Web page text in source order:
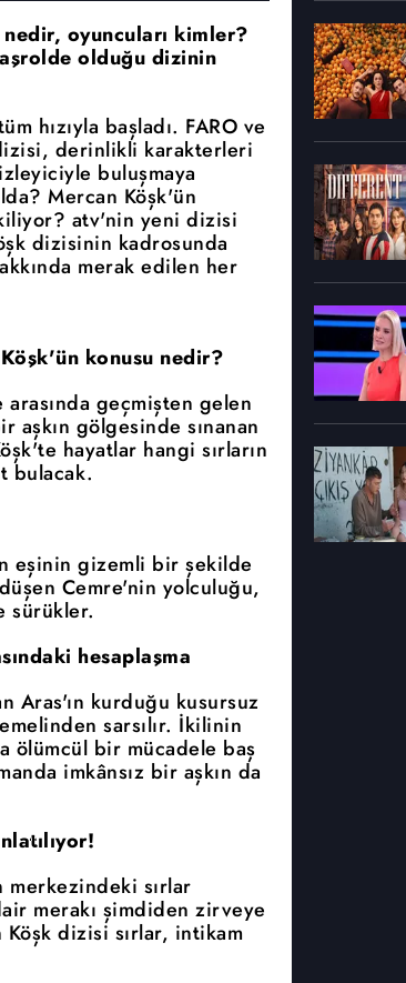
oyuncuları kimler?
olduğu dizinin
hızıyla başladı. FARO ve
derinlikli karakterleri
buluşmaya
Mercan Köşk'ün
atv'nin yeni dizisi
dizisinin kadrosunda
merak edilen her
konusu nedir?
geçmişten gelen
aşkın gölgesinde sınanan
hayatlar hangi sırların
bulacak.
eşinin gizemli bir şekilde
Cemre'nin yolculuğu,
sürükler.
hesaplaşma
Aras'ın kurduğu kusursuz
sarsılır. İkilinin
ölümcül bir mücadele baş
imkânsız bir aşkın da
merkezindeki sırlar
merakı şimdiden zirveye
Köşk dizisi sırlar, intikam